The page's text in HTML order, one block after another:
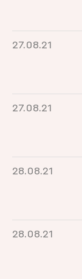
27.08.21
27.08.21
28.08.21
28.08.21